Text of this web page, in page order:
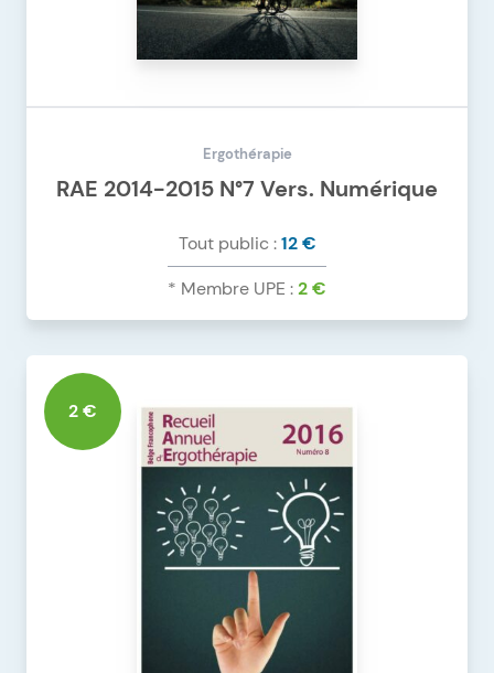
Ergothérapie
RAE 2014-2015 N°7 Vers. Numérique
Tout public :12 €
* Membre UPE :2 €
2 €